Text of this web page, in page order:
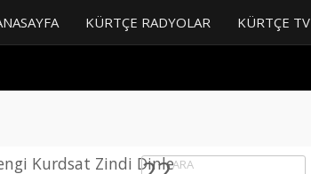
KÜRTÇE RADYOLAR KÜRTÇE TV
Kurdsat Zindi DinleARA